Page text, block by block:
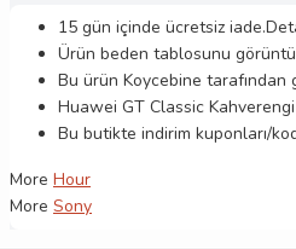
15 gün içinde ücretsiz
Ürün beden tablosunu
Bu ürün Koycebine tarafından
Huawei GT Classic Kahverengi
Bu butikte indirim kuponları/
More Hour
More Sony